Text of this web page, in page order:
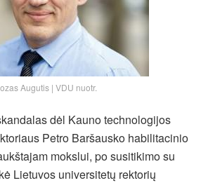
Augutis | VDU nuotr.
dėl Kauno technologijos
Petro Baršausko habilitacinio
mokslui, po susitikimo su
Lietuvos universitetų rektorių